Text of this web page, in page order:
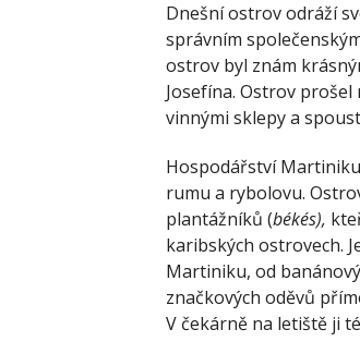
Dnešní ostrov odráží
správním
ostrov byl znám
Josefína. Ostrov
vinnými sklepy a
Hospodářství
rumu a rybolovu.
plantážníků (békés),
karibských ostrovech.
Martiniku, od
značkových oděvů
V čekárně na letiště ji